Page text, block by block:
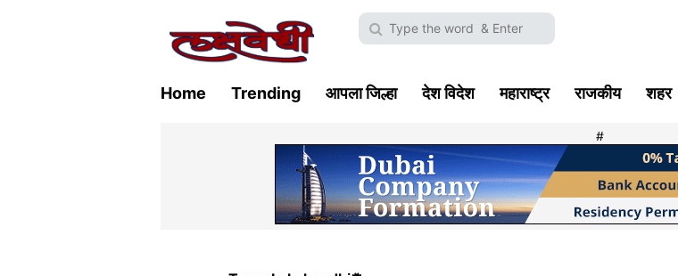
Home Trending आपला जिल्हा देश विदेश महाराष्ट्र राजकीय शहर
#